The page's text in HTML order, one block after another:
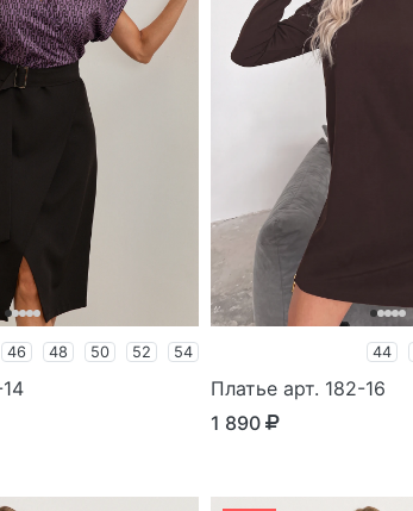
46 48 50 52 54 44
Платье арт. 182-16
1 890